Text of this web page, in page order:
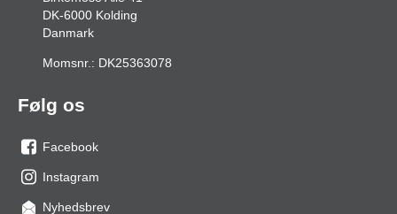
DK-6000 Kolding
Danmark
Momsnr.: DK25363078
Følg os
os
på
facebook
Facebook
os
Instagram
Nyhedsbrev